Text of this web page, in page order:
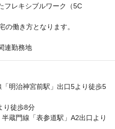
フレキシブルワーク（5C
の働き方となります。
連勤務地
明治神宮前駅」出口5より徒歩5
り徒歩8分
蔵門線「表参道駅」A2出口より